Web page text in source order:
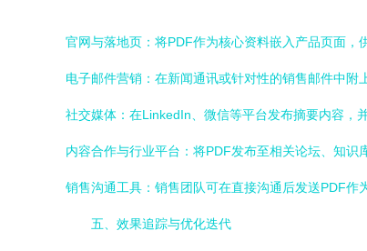
官网与落地页：将PDF作为核心资料嵌入产品页面，
电子邮件营销：在新闻通讯或针对性的销售邮件中附
社交媒体：在LinkedIn、微信等平台发布摘要内容，
内容合作与行业平台：将PDF发布至相关论坛、知识
销售沟通工具：销售团队可在直接沟通后发送PDF作
五、效果追踪与优化迭代